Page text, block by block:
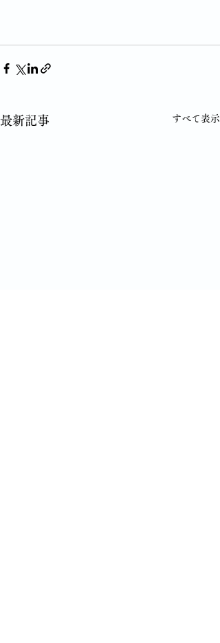
最新記事 すべて表示